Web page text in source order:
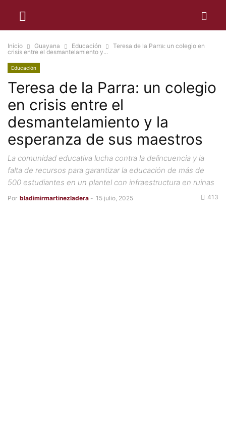
Inicio Guayana Educación
Teresa de la Parra: un colegio en
crisis entre el desmantelamiento y...
Educación
Teresa de la Parra: un colegio
en crisis entre el
desmantelamiento y la
esperanza de sus maestros
La comunidad educativa lucha contra la delincuencia y la
falta de recursos para garantizar la educación de más de
500 estudiantes en un plantel con infraestructura en ruinas
Por bladimirmartinezladera - 15 julio, 2025 413